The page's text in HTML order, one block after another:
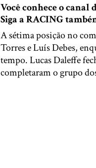
Você conhece o canal
Siga a RACING
A sétima posição no
Torres e Luís Debes,
tempo. Lucas Daleffe
completaram o grupo